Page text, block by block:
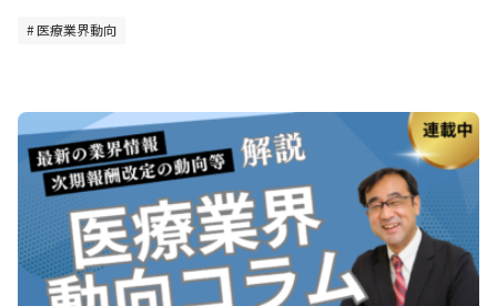
医療業界動向